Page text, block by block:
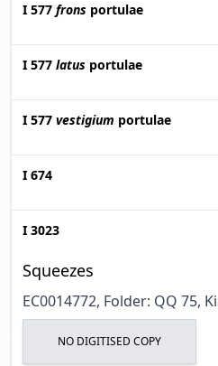
I 577 frons portulae
I 577 latus portulae
I 577 vestigium portulae
I 674
I 3023
Squeezes
EC0014772, Folder: QQ 75,
NO DIGITISED COPY